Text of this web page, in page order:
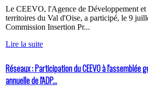
Le CEEVO, l'Agence de Développement
territoires du Val d'Oise, a participé, le 9
Commission Insertion Pr...
Lire la suite
Réseaux : Participation du CEEVO à l'assemblée
annuelle de l'ADP...